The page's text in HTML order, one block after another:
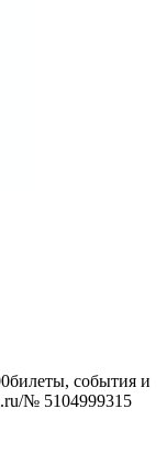
события и
№ 5104999315